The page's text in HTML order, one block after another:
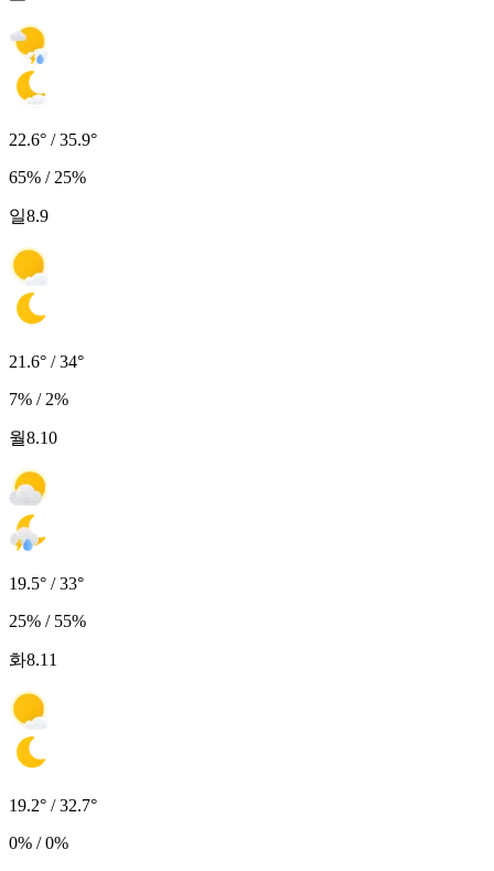
22.6° / 35.9°
65% / 25%
일8.9
21.6° / 34°
7% / 2%
월8.10
19.5° / 33°
25% / 55%
화8.11
19.2° / 32.7°
0% / 0%